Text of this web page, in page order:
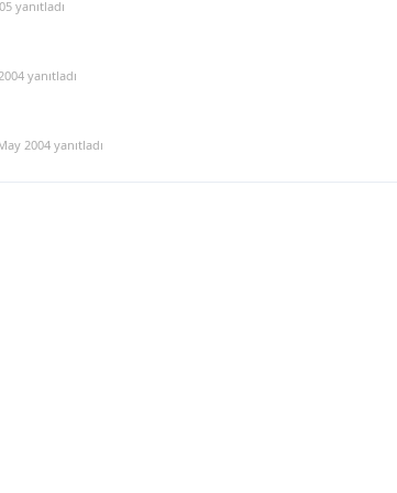
yanıtladı
yanıtladı
2004yanıtladı